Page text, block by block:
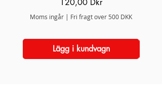
Moms ingår | Fri fragt over 500 DKK
Lägg i kundvagn